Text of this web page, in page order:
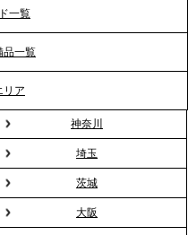
1DISH」の花見オー
式の“そのまま懇親
の交流を支える『オフ
い活用法
一覧
品一覧
リア
神奈川
埼玉
茨城
大阪